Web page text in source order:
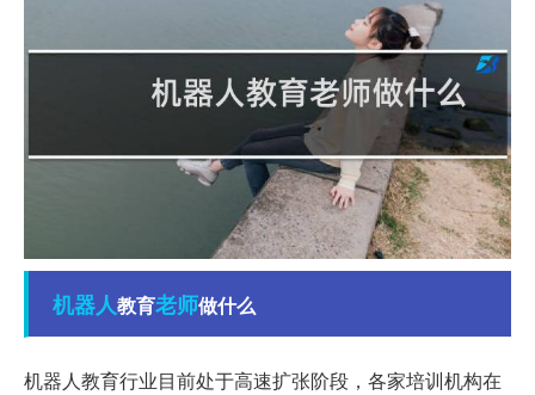
机器人教育老师做什么
机器人教育行业目前处于高速扩张阶段，各家培训机构在